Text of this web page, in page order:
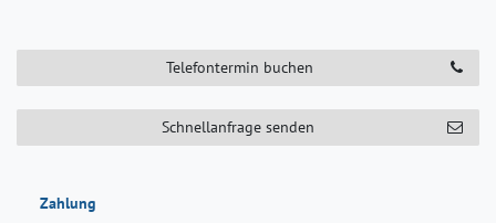
Telefontermin buchen
Schnellanfrage senden
Zahlung